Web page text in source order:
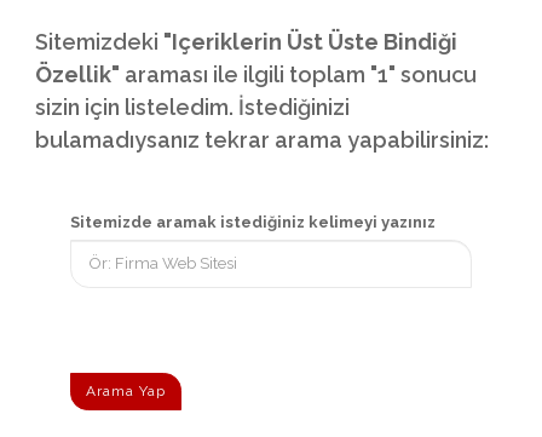
Sitemizdeki "Içeriklerin Üst Üste Bindiği
Özellik" araması ile ilgili toplam "1" sonucu
sizin için listeledim. İstediğinizi
bulamadıysanız tekrar arama yapabilirsiniz:
Sitemizde aramak istediğiniz kelimeyi yazınız
Arama Yap